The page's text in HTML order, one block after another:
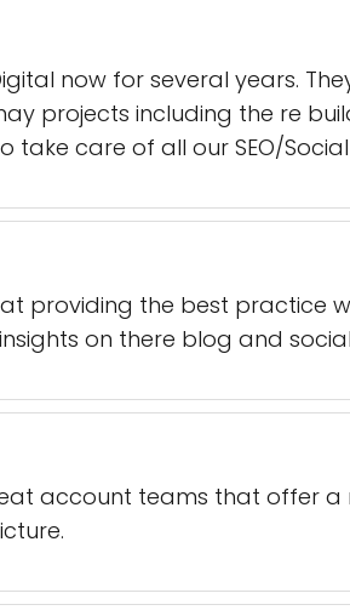
now for several years.
projects including the re
take care of all our SEO/
providing the best practice
on there blog and
account teams that offer